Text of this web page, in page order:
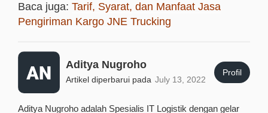
Baca juga: Tarif, Syarat, dan Manfaat Jasa
Pengiriman Kargo JNE Trucking
Aditya Nugroho
Artikel diperbarui pada July 13, 2022
Profil
Aditya Nugroho adalah Spesialis IT Logistik dengan gelar